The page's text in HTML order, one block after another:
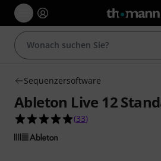
Sequenzersoftware
Ableton Live 12
4.9 von 5 Sternen
(33)